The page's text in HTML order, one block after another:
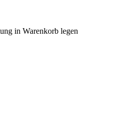
in Warenkorb legen